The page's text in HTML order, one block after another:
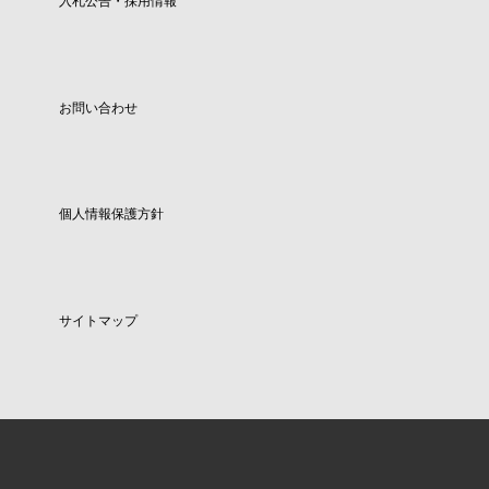
お問い合わせ
個人情報保護方針
サイトマップ